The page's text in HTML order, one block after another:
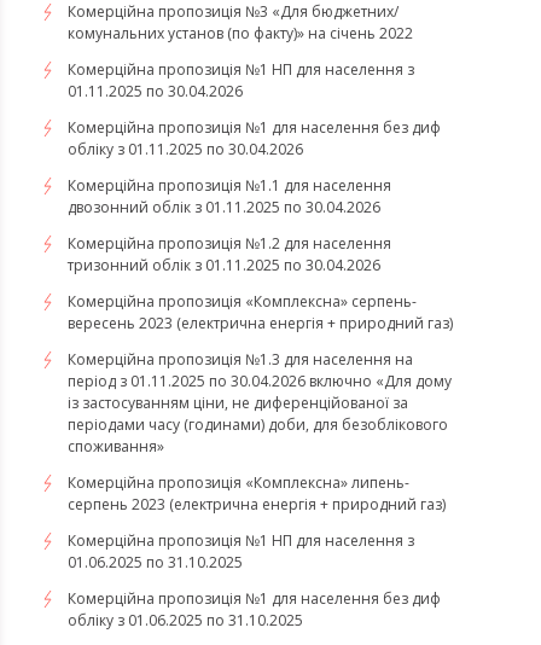
Комерційна пропозиція №3 «Для бюджетних/
комунальних установ (по факту)» на січень 2022
Комерційна пропозиція №1 НП для населення з
01.11.2025 по 30.04.2026
Комерційна пропозиція №1 для населення без диф
обліку з 01.11.2025 по 30.04.2026
Комерційна пропозиція №1.1 для населення
двозонний облік з 01.11.2025 по 30.04.2026
Комерційна пропозиція №1.2 для населення
тризонний облік з 01.11.2025 по 30.04.2026
​​​​​​​Комерційна пропозиція «Комплексна» серпень-
вересень 2023 (електрична енергія + природний газ)
Комерційна пропозиція №1.3 для населення на
період з 01.11.2025 по 30.04.2026 включно «Для дому
із застосуванням ціни, не диференційованої за
періодами часу (годинами) доби, для безоблікового
споживання»
​​​​​​​Комерційна пропозиція «Комплексна» липень-
серпень 2023 (електрична енергія + природний газ)
Комерційна пропозиція №1 НП для населення з
01.06.2025 по 31.10.2025
Комерційна пропозиція №1 для населення без диф
обліку з 01.06.2025 по 31.10.2025